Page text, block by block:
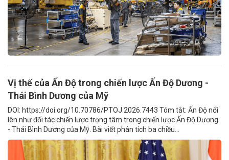
Vị thế của Ấn Độ trong chiến lược Ấn Độ Dương -
Thái Bình Dương của Mỹ
DOI: https://doi.org/10.70786/PTOJ.2026.7443 Tóm tắt: Ấn Độ nổi
lên như đối tác chiến lược trọng tâm trong chiến lược Ấn Độ Dương
- Thái Bình Dương của Mỹ. Bài viết phân tích ba chiều...